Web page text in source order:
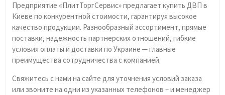
Предприятие «ПлитТоргСервис» предлагает купить ДВП в
Киеве по конкурентной стоимости, гарантируя высокое
качество продукции. Разнообразный ассортимент, прямые
поставки, надежность партнерских отношений, гибкие
условия оплаты и доставки по Украине ─ главные
преимущества сотрудничества с компанией.
Свяжитесь с нами на сайте для уточнения условий заказа
или звоните на одни из указанных телефонов – и менеджер